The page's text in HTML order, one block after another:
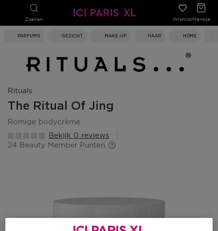
Zoeken WishlistMandje
PARFUMS GEZICHT MAKE-UP HAAR HOME
Rituals
The Ritual Of Jing
romige bodycrème
Bekijk 0 reviews
24 Beauty Member Punten